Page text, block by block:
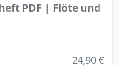
PDF | Flöte und
24,90 €